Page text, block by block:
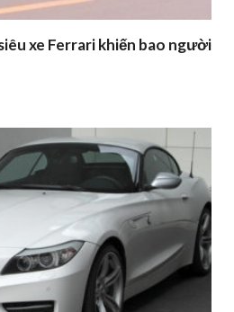
xe Ferrari khiến bao người